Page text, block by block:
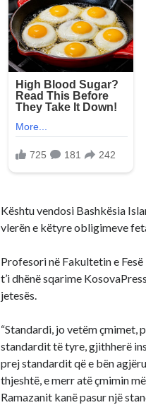
Kështu vendosi Bashkësia
vlerën e këtyre obligimeve
Profesori në Fakultetin e
t’i dhënë sqarime
jetesës.
“Standardi, jo vetëm çmimet,
standardit të tyre, gjithherë
prej standardit që e bën
thjeshtë, e merr atë çmimin
Ramazanit kanë pasur një